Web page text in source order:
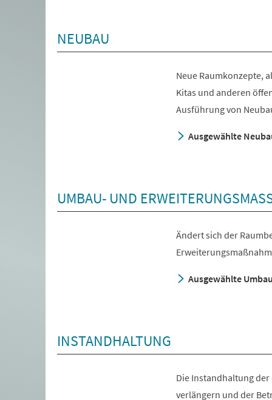
NEUBAU
Neue Raumkonzepte,
Kitas und anderen
Ausführung von
Ausgewählte
UMBAU- UND
Ändert sich der
Ausgewählte
INSTANDHALTUNG
Die Instandhaltung der
verlängern und der